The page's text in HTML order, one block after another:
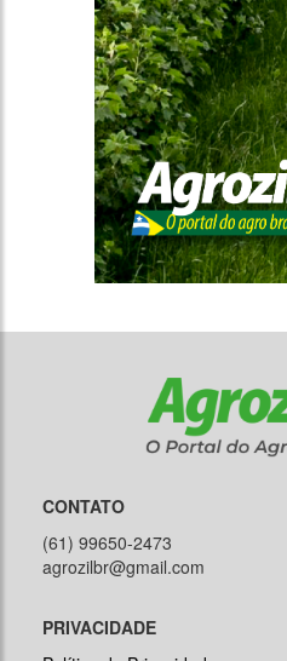
(61) 99650-2473
agrozilbr@gmail.com
Política de Privacidade